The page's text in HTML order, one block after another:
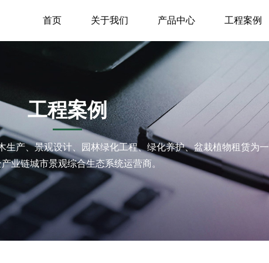
首页 关于我们 产品中心 工程案例
工程案例
生产、景观设计、园林绿化工程、绿化养护、盆栽植物租赁为一
业链城市景观综合生态系统运营商。